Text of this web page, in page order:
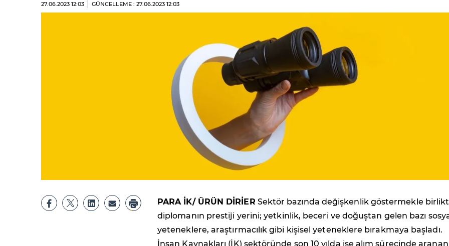
27.06.2023 12:03 GÜNCELLEME : 27.06.2023 12:03
PARA İK/ ÜRÜN DİRİER Sektör bazında değişkenlik göstermekle
diplomanın prestiji yerini; yetkinlik, beceri ve doğuştan gelen bazı
yeteneklere, araştırmacılık gibi kişisel yeteneklere bırakmaya başladı.
İnsan Kaynakları (İK) sektöründe son 10 yılda işe alım sürecinde aranan